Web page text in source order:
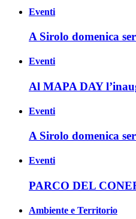
Eventi
A Sirolo domenica
Eventi
Al MAPA DAY
Eventi
A Sirolo domenica
Eventi
PARCO DEL
Ambiente e Territorio